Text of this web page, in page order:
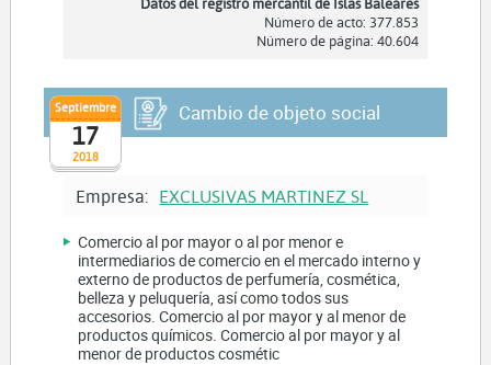
Número de acto: 377.853
Número de página: 40.604
2018
Septiembre
17
Cambio de objeto social
Empresa: EXCLUSIVAS MARTINEZ SL
Comercio al por mayor o al por menor e
intermediarios de comercio en el mercado interno y
externo de productos de perfumería, cosmética,
belleza y peluquería, así como todos sus
accesorios. Comercio al por mayor y al menor de
productos químicos. Comercio al por mayor y al
menor de productos cosmétic